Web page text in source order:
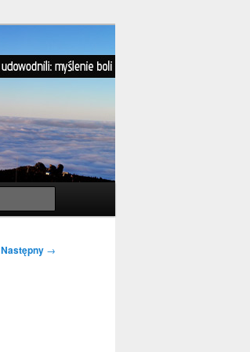
Następny →